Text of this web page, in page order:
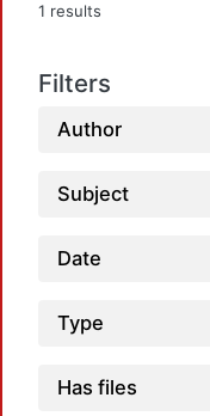
1 results
Filters
Author
Subject
Date
Type
Has files